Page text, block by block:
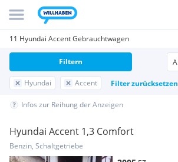
11 Hyundai Accent Gebrauchtwagen
Hyundai Accent Filter zurücksetzen
Filtern
Infos zur Reihung der Anzeigen
Hyundai Accent 1,3 Comfort
Benzin, Schaltgetriebe